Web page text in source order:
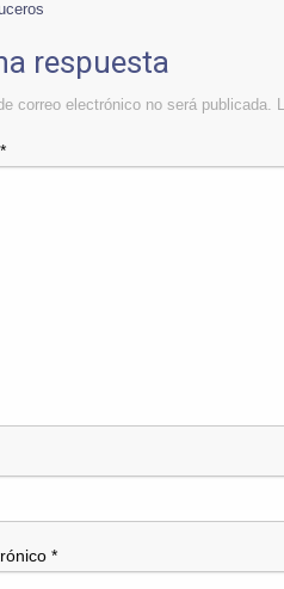
respuesta
correo electrónico no será publicada.
*
*